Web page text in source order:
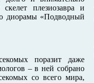
скелет плезиозавра и
диорамы «Подводный
поразит даже
– в ней собрано
со всего мира,